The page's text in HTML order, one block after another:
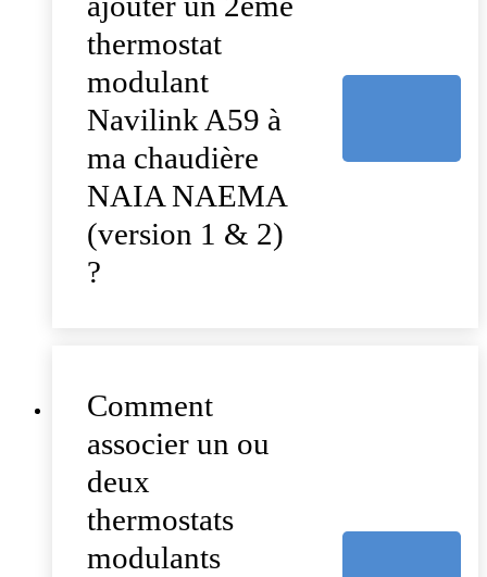
thermostat
modulant
Navilink A59 à
ma chaudière
NAIA NAEMA
(version 1 & 2)
?
Comment
associer un ou
deux
thermostats
modulants